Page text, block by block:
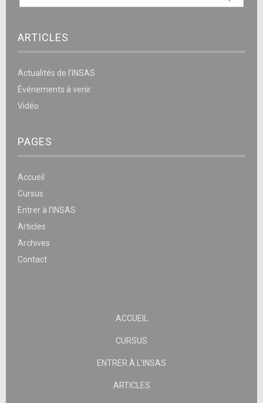
ARTICLES
Actualités de l’INSAS
Événements à venir
Vidéo
PAGES
Accueil
Cursus
Entrer à l’INSAS
Articles
Archives
Contact
ACCUEIL
CURSUS
ENTRER À L’INSAS
ARTICLES